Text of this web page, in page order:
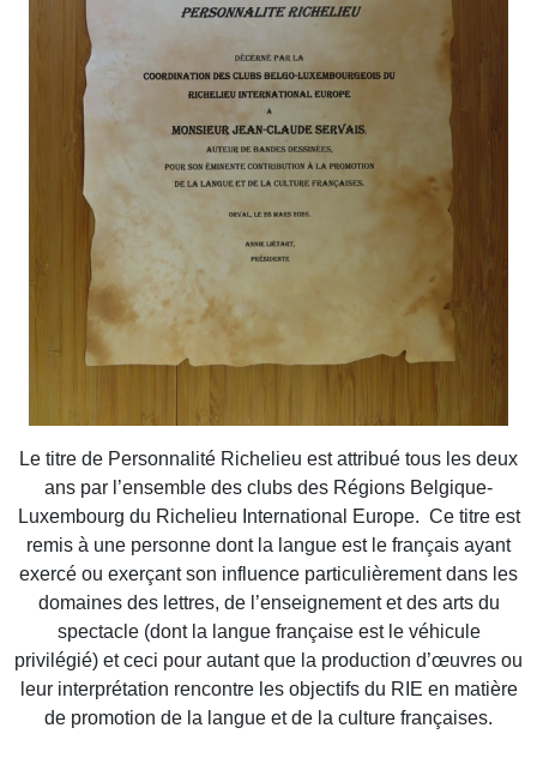
Le titre de Personnalité Richelieu est attribué tous les deux
ans par l’ensemble des clubs des Régions Belgique-
Luxembourg du Richelieu International Europe. Ce titre est
remis à une personne dont la langue est le français ayant
exercé ou exerçant son influence particulièrement dans les
domaines des lettres, de l’enseignement et des arts du
spectacle (dont la langue française est le véhicule
privilégié) et ceci pour autant que la production d’œuvres ou
leur interprétation rencontre les objectifs du RIE en matière
de promotion de la langue et de la culture françaises.